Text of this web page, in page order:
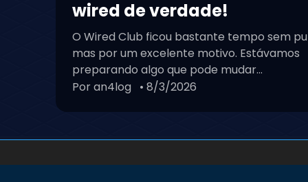
wired de verdade!
O Wired Club ficou bastante tempo sem
mas por um excelente motivo. Estávamos
preparando algo que pode mudar...
Por an4log • 8/3/2026